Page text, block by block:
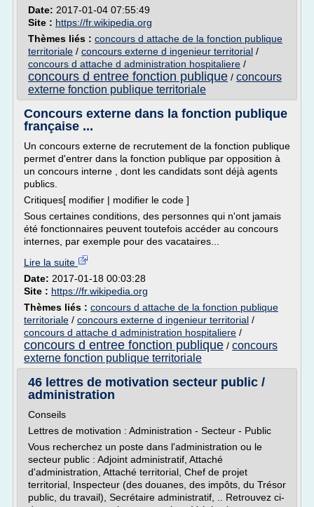
Date: 2017-01-04 07:55:49
Site : https://fr.wikipedia.org
Thèmes liés : concours d attache de la fonction publique
territoriale / concours externe d ingenieur territorial /
concours d attache d administration hospitaliere /
concours d entree fonction publique / concours
externe fonction publique territoriale
Concours externe dans la fonction publique
française ...
Un concours externe de recrutement de la fonction publique
permet d'entrer dans la fonction publique par opposition à
un concours interne , dont les candidats sont déjà agents
publics.
Critiques[ modifier | modifier le code ]
Sous certaines conditions, des personnes qui n'ont jamais
été fonctionnaires peuvent toutefois accéder au concours
internes, par exemple pour des vacataires...
Lire la suite
Date: 2017-01-18 00:03:28
Site : https://fr.wikipedia.org
Thèmes liés : concours d attache de la fonction publique
territoriale / concours externe d ingenieur territorial /
concours d attache d administration hospitaliere /
concours d entree fonction publique / concours
externe fonction publique territoriale
46 lettres de motivation secteur public /
administration
Conseils
Lettres de motivation : Administration - Secteur - Public
Vous recherchez un poste dans l'administration ou le
secteur public : Adjoint administratif, Attaché
d'administration, Attaché territorial, Chef de projet
territorial, Inspecteur (des douanes, des impôts, du Trésor
public, du travail), Secrétaire administratif, .. Retrouvez ci-